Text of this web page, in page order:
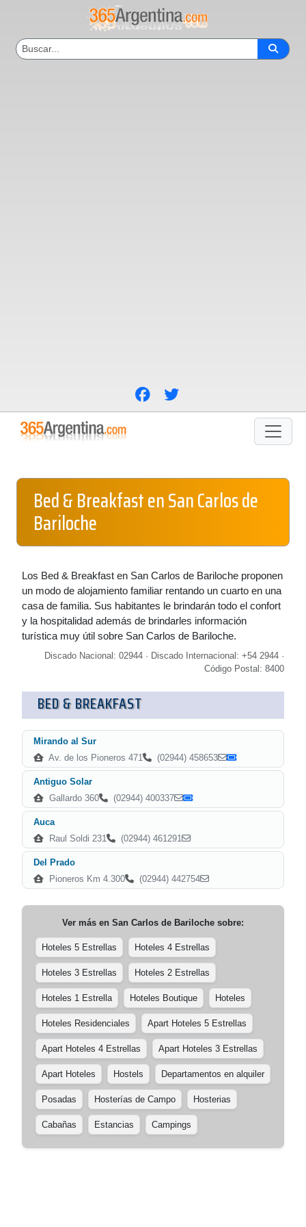
Bed & Breakfast en San Carlos de
Bariloche
Los Bed & Breakfast en San Carlos de Bariloche proponen
un modo de alojamiento familiar rentando un cuarto en una
casa de familia. Sus habitantes le brindarán todo el confort
y la hospitalidad además de brindarles información
turística muy útil sobre San Carlos de Bariloche.
Discado Nacional: 02944 · Discado Internacional: +54 2944 ·
Código Postal: 8400
BED & BREAKFAST
Mirando al Sur
Av. de los Pioneros 471
(02944) 458653
Antiguo Solar
Gallardo 360
(02944) 400337
Auca
Raul Soldi 231
(02944) 461291
Del Prado
Pioneros Km 4.300
(02944) 442754
Ver más en San Carlos de Bariloche sobre:
Hoteles 5 Estrellas Hoteles 4 Estrellas
Hoteles 3 Estrellas Hoteles 2 Estrellas
Hoteles 1 Estrella Hoteles Boutique Hoteles
Hoteles Residenciales Apart Hoteles 5 Estrellas
Apart Hoteles 4 Estrellas Apart Hoteles 3 Estrellas
Apart Hoteles Hostels Departamentos en alquiler
Posadas Hosterías de Campo Hosterias
Cabañas Estancias Campings